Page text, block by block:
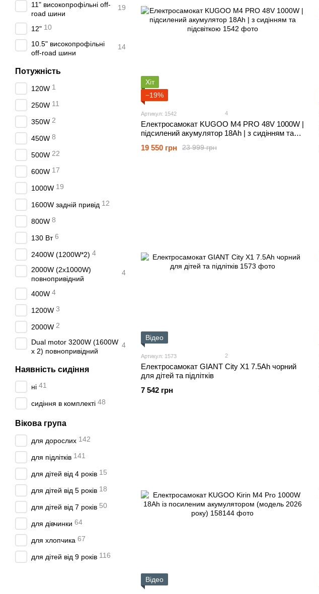
Хіт
−19%
Артикул: 1542 4
Електросамокат KUGOO M4 PRO 48V 1000W |
підсилений акумулятор 18Ah | з сидінням та
23 999 грн
19 550 грн
Відео
Артикул: 1573 2
Електросамокат GIANT City X1 7.5Ah чорний
для дітей та підлітків
7 542 грн
Відео
11" високопрофільні оff-
road шини
19
12" 10
10.5" високопрофільні
off-road шини
14
Потужність
120W 1
250W 11
350W 2
450W 8
500W 22
600W 17
1000W 19
1600W задній привід 12
800W 8
130 Вт 6
2400W (1200W*2) 4
2000W (2x1000W)
повнопривідний
4
400W 4
1200W 3
2000W 2
Dual motor 3200W (1600W
x 2) повнопривідний
4
Наявність сидіння
ні 41
сидіння в комплекті 48
Вікова група
для дорослих 142
для підлітків 141
для дітей від 4 років 15
для дітей від 5 років 18
для дітей від 7 років 50
для дівчинки 64
для хлопчика 67
для дітей від 9 років 116